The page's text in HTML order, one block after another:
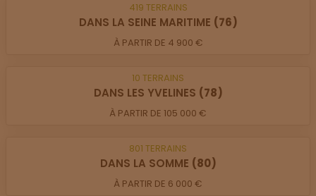
419 TERRAINS
DANS LA SEINE MARITIME (76)
À PARTIR DE 4 900 €
10 TERRAINS
DANS LES YVELINES (78)
À PARTIR DE 105 000 €
801 TERRAINS
DANS LA SOMME (80)
À PARTIR DE 6 000 €